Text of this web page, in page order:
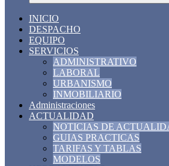
INICIO
DESPACHO
EQUIPO
SERVICIOS
ADMINISTRATIVO
LABORAL
URBANISMO
INMOBILIARIO
Administraciones
ACTUALIDAD
NOTICIAS DE
GUIAS PRACTICAS
TARIFAS Y TABLAS
MODELOS